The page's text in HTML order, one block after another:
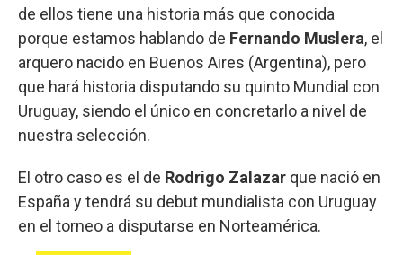
de ellos tiene una historia más que conocida
porque estamos hablando de Fernando Muslera, el
arquero nacido en Buenos Aires (Argentina), pero
que hará historia disputando su quinto Mundial con
Uruguay, siendo el único en concretarlo a nivel de
nuestra selección.
El otro caso es el de Rodrigo Zalazar que nació en
España y tendrá su debut mundialista con Uruguay
en el torneo a disputarse en Norteamérica.